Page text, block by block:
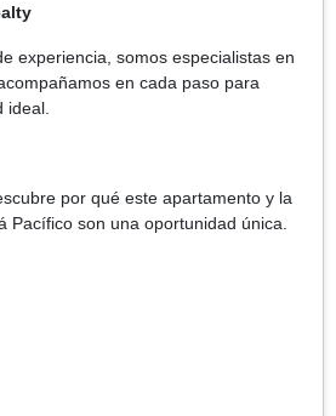
experiencia, somos especialistas en
en cada paso para
ideal.
por qué este apartamento y la
Pacífico son una oportunidad única.